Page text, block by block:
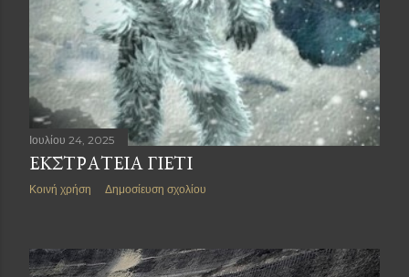
Ιουλίου 24, 2025
ΕΚΣΤΡΑΤΕΊΑ ΓΙΈΤΙ
Κοινή χρήση Δημοσίευση σχολίου